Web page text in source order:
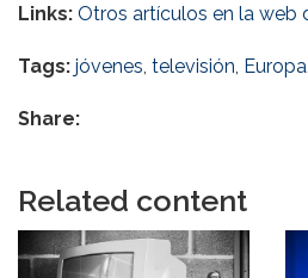
Links: Otros artículos en la web
Tags: jóvenes televisión Europa
Share:
Related content